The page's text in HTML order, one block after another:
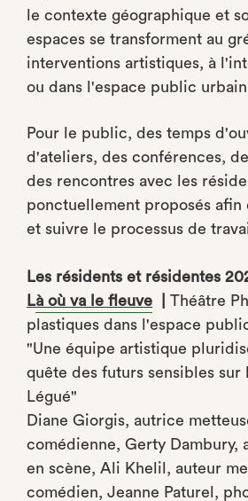
le contexte géographique et
espaces se transforment au
interventions artistiques, à
ou dans l'espace public
Pour le public, des temps
d'ateliers, des conférences,
des rencontres avec les
ponctuellement proposés afin
et suivre le processus de
Les résidents et résidentes
Là où va le fleuve
Théâtre
plastiques dans l'espace
"Une équipe artistique
quête des futurs sensibles sur
Légué"
Diane Giorgis, autrice
comédienne, Gerty Dambury,
en scène, Ali Khelil, auteur
comédien, Jeanne Paturel,